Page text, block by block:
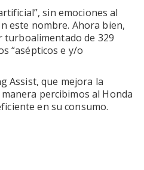
sin emociones al
este nombre. Ahora bien,
turboalimentado de 329
“asépticos e y/o
Assist, que mejora la
percibimos al Honda
en su consumo.